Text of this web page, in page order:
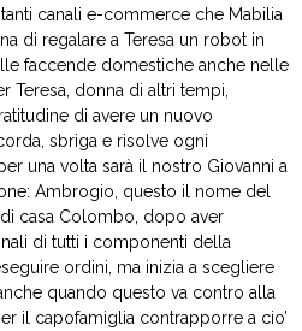
canali e-commerce che Mabilia
di regalare a Teresa un robot in
faccende domestiche anche nelle
Teresa, donna di altri tempi,
di avere un nuovo
sbriga e risolve ogni
una volta sarà il nostro Giovanni a
Ambrogio, questo il nome del
casa Colombo, dopo aver
di tutti i componenti della
ordini, ma inizia a scegliere
quando questo va contro alla
il capofamiglia contrapporre a cio’